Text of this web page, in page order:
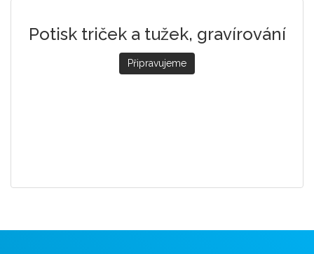
Potisk triček a tužek, gravírování
Připravujeme